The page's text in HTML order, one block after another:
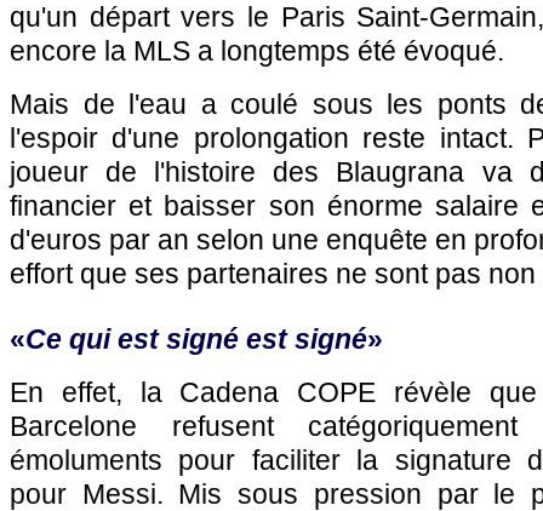
qu'un départ vers le Paris Saint-
encore la MLS a longtemps été évoqué.
Mais de l'eau a coulé sous les ponts
l'espoir d'une prolongation reste intact.
joueur de l'histoire des Blaugrana va
financier et baisser son énorme salaire
d'euros par an selon une enquête en
effort que ses partenaires ne sont pas
«Ce qui est signé est signé»
En effet, la Cadena COPE révèle
Barcelone refusent
émoluments pour faciliter la signature
pour Messi. Mis sous pression par le